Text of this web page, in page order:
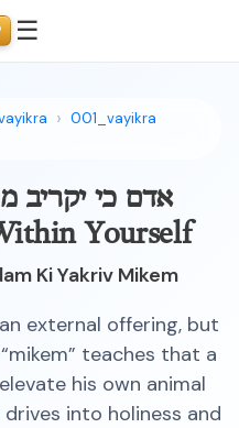
☰
001_vayikra
Yourself
Ki Yakriv Mikem
external offering, but
his own animal
into holiness and